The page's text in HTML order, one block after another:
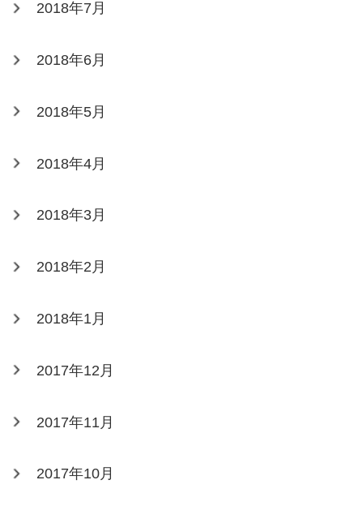
2018年7月
2018年6月
2018年5月
2018年4月
2018年3月
2018年2月
2018年1月
2017年12月
2017年11月
2017年10月